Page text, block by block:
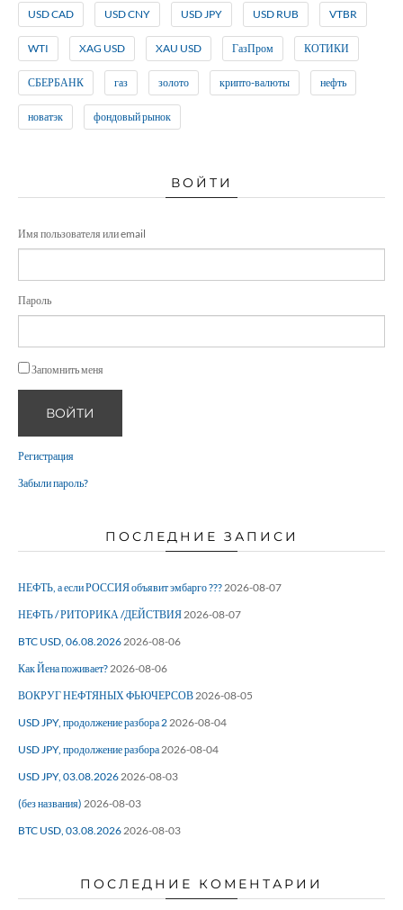
USD CAD USD CNY USD JPY USD RUB VTBR
WTI XAG USD XAU USD ГазПром КОТИКИ
СБЕРБАНК газ золото крипто-валюты нефть
новатэк фондовый рынок
ВОЙТИ
Имя пользователя или email
Пароль
Запомнить меня
ВОЙТИ
Регистрация
Забыли пароль?
ПОСЛЕДНИЕ ЗАПИСИ
НЕФТЬ, а если РОССИЯ объявит эмбарго ??? 2026-08-07
НЕФТЬ / РИТОРИКА /ДЕЙСТВИЯ 2026-08-07
BTC USD, 06.08.2026 2026-08-06
Как Йена поживает? 2026-08-06
ВОКРУГ НЕФТЯНЫХ ФЬЮЧЕРСОВ 2026-08-05
USD JPY, продолжение разбора 2 2026-08-04
USD JPY, продолжение разбора 2026-08-04
USD JPY, 03.08.2026 2026-08-03
(без названия) 2026-08-03
BTC USD, 03.08.2026 2026-08-03
ПОСЛЕДНИЕ КОМЕНТАРИИ